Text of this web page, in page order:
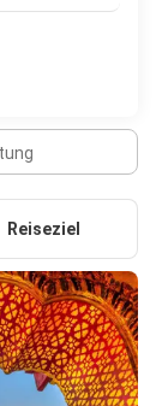
Reiseziel